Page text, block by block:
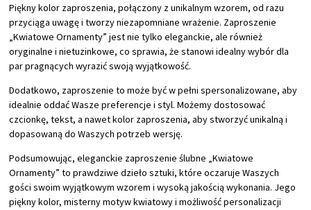
Piękny kolor zaproszenia, połączony z unikalnym wzorem, od razu
przyciąga uwagę i tworzy niezapomniane wrażenie. Zaproszenie
„Kwiatowe Ornamenty” jest nie tylko eleganckie, ale również
oryginalne i nietuzinkowe, co sprawia, że stanowi idealny wybór dla
par pragnących wyrazić swoją wyjątkowość.
Dodatkowo, zaproszenie to może być w pełni spersonalizowane, aby
idealnie oddać Wasze preferencje i styl. Możemy dostosować
czcionkę, tekst, a nawet kolor zaproszenia, aby stworzyć unikalną i
dopasowaną do Waszych potrzeb wersję.
Podsumowując, eleganckie zaproszenie ślubne „Kwiatowe
Ornamenty” to prawdziwe dzieło sztuki, które oczaruje Waszych
gości swoim wyjątkowym wzorem i wysoką jakością wykonania. Jego
piękny kolor, misterny motyw kwiatowy i możliwość personalizacji